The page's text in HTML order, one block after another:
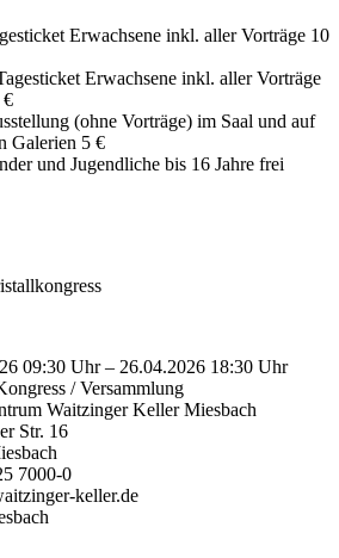
Erwachsene inkl. aller Vorträge 10
Erwachsene inkl. aller Vorträge
€
(ohne Vorträge) im Saal und auf
Galerien 5 €
und Jugendliche bis 16 Jahre frei
09:30 Uhr– 26.04.2026 18:30 Uhr
/ Versammlung
Waitzinger Keller Miesbach
Str. 16
7000-0
keller.de